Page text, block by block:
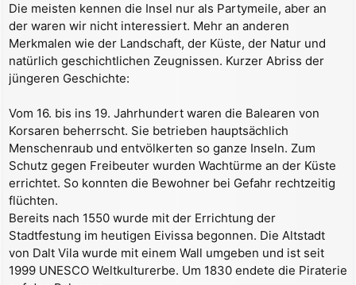
Die meisten kennen die Insel nur als Partymeile, aber an
der waren wir nicht interessiert. Mehr an anderen
Merkmalen wie der Landschaft, der Küste, der Natur und
natürlich geschichtlichen Zeugnissen. Kurzer Abriss der
jüngeren Geschichte:
Vom 16. bis ins 19. Jahrhundert waren die Balearen von
Korsaren beherrscht. Sie betrieben hauptsächlich
Menschenraub und entvölkerten so ganze Inseln. Zum
Schutz gegen Freibeuter wurden Wachtürme an der Küste
errichtet. So konnten die Bewohner bei Gefahr rechtzeitig
flüchten.
Bereits nach 1550 wurde mit der Errichtung der
Stadtfestung im heutigen Eivissa begonnen. Die Altstadt
von Dalt Vila wurde mit einem Wall umgeben und ist seit
1999 UNESCO Weltkulturerbe. Um 1830 endete die Piraterie